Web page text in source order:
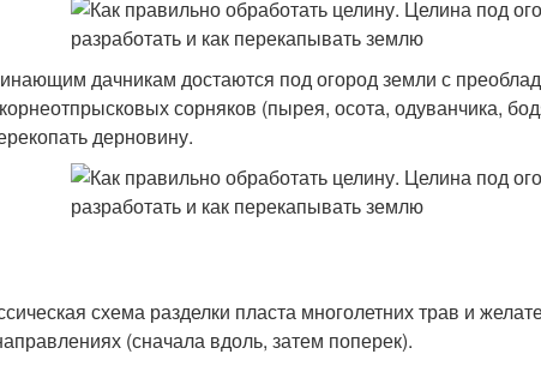
дачникам достаются под огород земли с
сорняков (пырея, осота, одуванчика,
дерновину.
схема разделки пласта многолетних трав и
(сначала вдоль, затем поперек).